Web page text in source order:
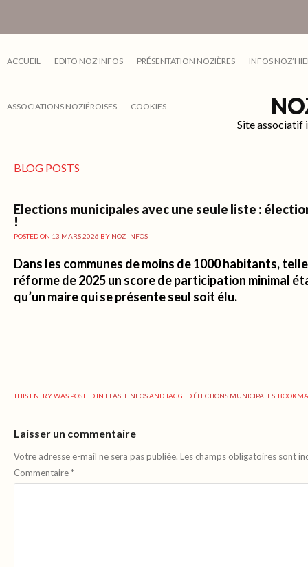
ACCUEIL EDITO NOZ’INFOS PRÉSENTATION NOZIÈRES INFOS
ASSOCIATIONS NOZIÉROISES COOKIES
Site associatif
BLOG POSTS
Elections municipales avec une seule liste :
!
POSTED ON 13 MARS 2026 BY NOZ-INFOS
Dans les communes de moins de 1000 habitants,
réforme de 2025 un score de participation minimal
qu’un maire qui se présente seul soit élu.
THIS ENTRY WAS POSTED IN FLASH INFOSAND TAGGED ÉLECTIONS MUNICIPALES .
Laisser un commentaire
Votre adresse e-mail ne sera pas publiée. Les champs obligatoires sont
Commentaire*